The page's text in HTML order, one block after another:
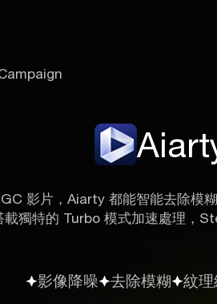
影片，Aiarty 都能智能去除模
獨特的 Turbo 模式加速處理，
影像降噪 去除模糊 紋